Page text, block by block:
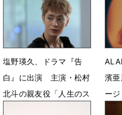
塩野瑛久、ドラマ『告
白』に出演 主演・松村
北斗の親友役「人生のス
濱亜
ー
籍